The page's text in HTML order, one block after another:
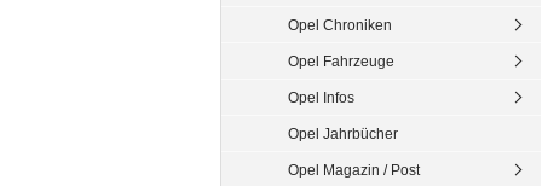
Opel Chroniken
Opel Fahrzeuge
Opel Infos
Opel Jahrbücher
Opel Magazin / Post